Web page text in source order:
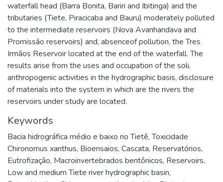
waterfall head (Barra Bonita, Bariri and Ibitinga) and the
tributaries (Tiete, Piracicaba and Bauru) moderately polluted
to the intermediate reservoirs (Nova Avanhandava and
Promissão reservoirs) and, absenceof pollution, the Tres
Irmãos Reservoir located at the end of the waterfall. The
results arise from the uses and occupation of the soli,
anthropogenic activities in the hydrographic basis, disclosure
of materials into the system in which are the rivers the
reservoirs under study are located.
Keywords
Bacia hidrográfica médio e baixo rio Tietê,Toxicidade
Chironomus xanthus, Bioensaios, Cascata, Reservatórios,
Eutrofização, Macroinvertebrados bentônicos, Reservoirs,
Low and medium Tiete river hydrographic basin,